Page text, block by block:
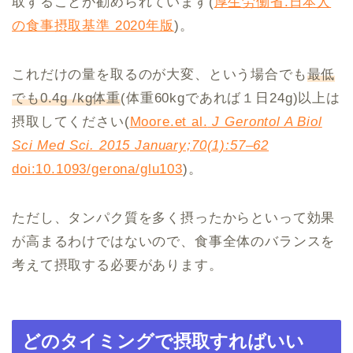
の食事摂取基準 2020年版)。
これだけの量を取るのが大変、という場合でも最低
でも0.4g /kg体重(体重60kgであれば１日24g)以上は
摂取してください(Moore.et al. J Gerontol A Biol
Sci Med Sci. 2015 January;70(1):57–62
doi:10.1093/gerona/glu103)。
ただし、タンパク質を多く摂ったからといって効果
が高まるわけではないので、食事全体のバランスを
考えて摂取する必要があります。
どのタイミングで摂取すればいい